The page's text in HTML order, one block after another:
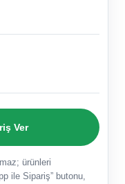
Ver
ürünleri
ile Sipariş” butonu,